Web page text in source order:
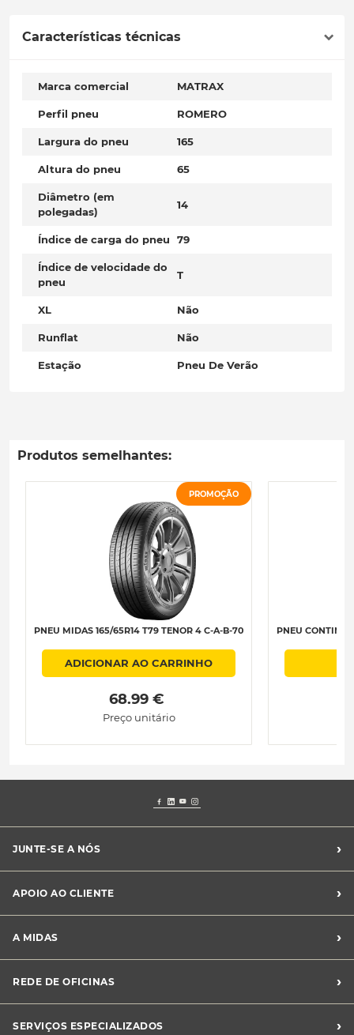
Características técnicas
Marca comercial MATRAX
Perfil pneu ROMERO
Largura do pneu 165
Altura do pneu 65
Diâmetro (em
polegadas)
14
Índice de carga do pneu 79
Índice de velocidade do
pneu
T
XL Não
Runflat Não
Estação Pneu De Verão
Produtos semelhantes:
PROMOÇÃO
PNEU MIDAS 165/65R14 T79 TENOR 4 C-A-B-70
ADICIONAR AO CARRINHO
68.99 €
Preço unitário
PNEU
JUNTE-SE A NÓS ›
Franchising Midas
APOIO AO CLIENTE ›
Livro de Reclamações
Canal de Denúncias
Perguntas Frequentes
A MIDAS ›
Sustentabilidade
Notícias Midas
REDE DE OFICINAS ›
SERVIÇOS ESPECIALIZADOS
›